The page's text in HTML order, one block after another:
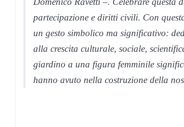
partecipazione e diritti civili. Con
un gesto simbolico ma significativo:
alla crescita culturale, sociale,
giardino a una figura femminile
hanno avuto nella costruzione della